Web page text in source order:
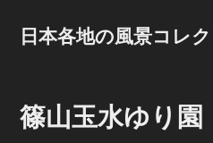
日本各地の風景コレ
篠山玉水ゆり園